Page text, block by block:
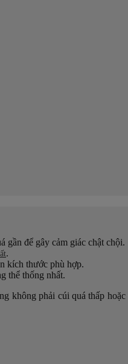
gần để gây cảm giác chật chội.
.
kích thước phù hợp.
thể thống nhất.
không phải cúi quá thấp hoặc